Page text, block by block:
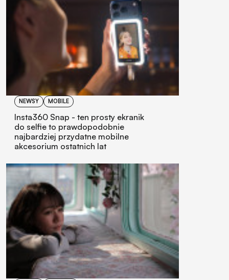
NEWSY MOBILE
Insta360 Snap - ten prosty ekranik
do selfie to prawdopodobnie
najbardziej przydatne mobilne
akcesorium ostatnich lat